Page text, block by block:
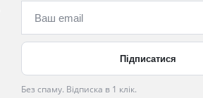
Без спаму. Відписка в 1 клік.